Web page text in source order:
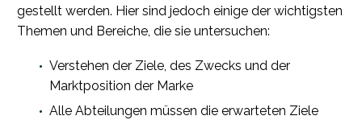
gestellt werden. Hier sind jedoch einige der wichtigsten
Themen und Bereiche, die sie untersuchen:
Verstehen der Ziele, des Zwecks und der
Marktposition der Marke
Alle Abteilungen müssen die erwarteten Ziele